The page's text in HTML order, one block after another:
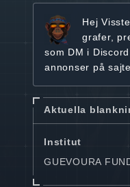
Hej
grafer,
som DM i
annonser på
Aktuella
Institut
GUEVOURA